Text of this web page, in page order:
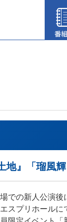
』「瑠風輝
での新人公演後
スプリホールに